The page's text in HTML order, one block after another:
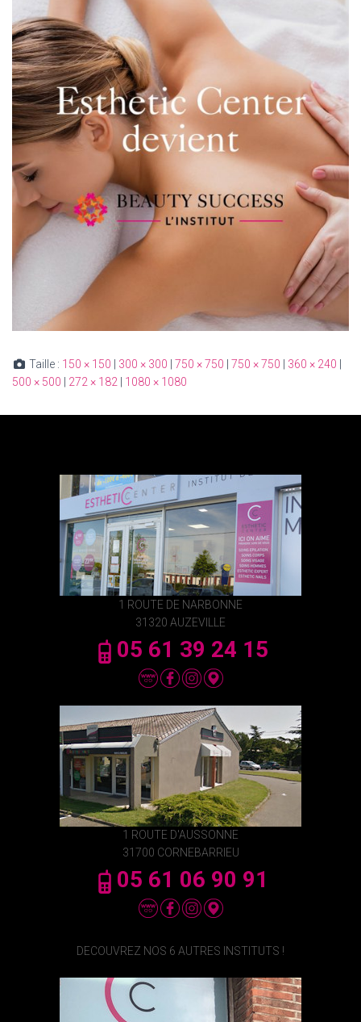
Taille : 150 × 150 300 × 300 750 × 750 750 × 750 360 × 240
500 × 500
272 × 182 1080 × 1080
1 ROUTE DE NARBONNE
31320 AUZEVILLE
05 61 39 24 15
1 ROUTE D'AUSSONNE
31700 CORNEBARRIEU
05 61 06 90 91
DECOUVREZ NOS 6 AUTRES INSTITUTS !